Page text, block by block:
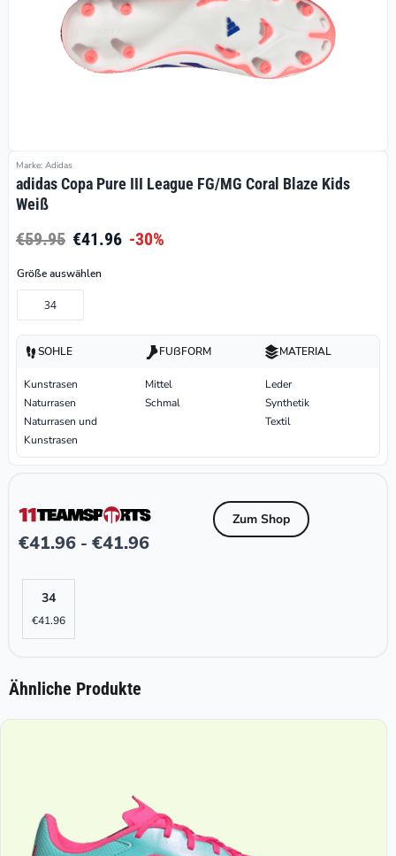
Marke: Adidas
adidas Copa Pure III League FG/MG Coral Blaze Kids
Weiß
€59.95 €41.96 -30%
Größe auswählen
34
SOHLE
Kunstrasen
Naturrasen
Naturrasen und
Kunstrasen
FUßFORM
Mittel
Schmal
MATERIAL
Leder
Synthetik
Textil
€41.96 - €41.96
Zum Shop
34
€41.96
Ähnliche Produkte